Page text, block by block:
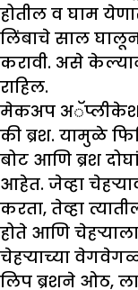
होतील व घाम
लिंबाचे साल
करावी. असे
राहिल.
मेकअप
की ब्रश. यामुळे
बोट आणि ब्रश
आहेत. जेव्हा
करता, तेव्हा
होते आणि
चेहऱ्याच्या
लिप ब्रशने ओठ,